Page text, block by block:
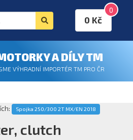
0
0 Kč
A DÍLY TM
VÝHRADNÍ IMPORTÉR TM PRO ČR
Spojka 250/300 2T MX/EN 2018
clutch